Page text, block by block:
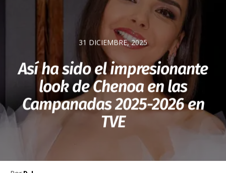
31 DICIEMBRE, 2025
Así ha sido el impresionante
look de Chenoa en las
Campanadas 2025-2026 en
TVE